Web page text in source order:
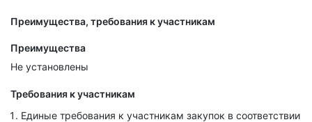
Преимущества, требования к участникам
Преимущества
Не установлены
Требования к участникам
Единые требования к участникам закупок в соответствии